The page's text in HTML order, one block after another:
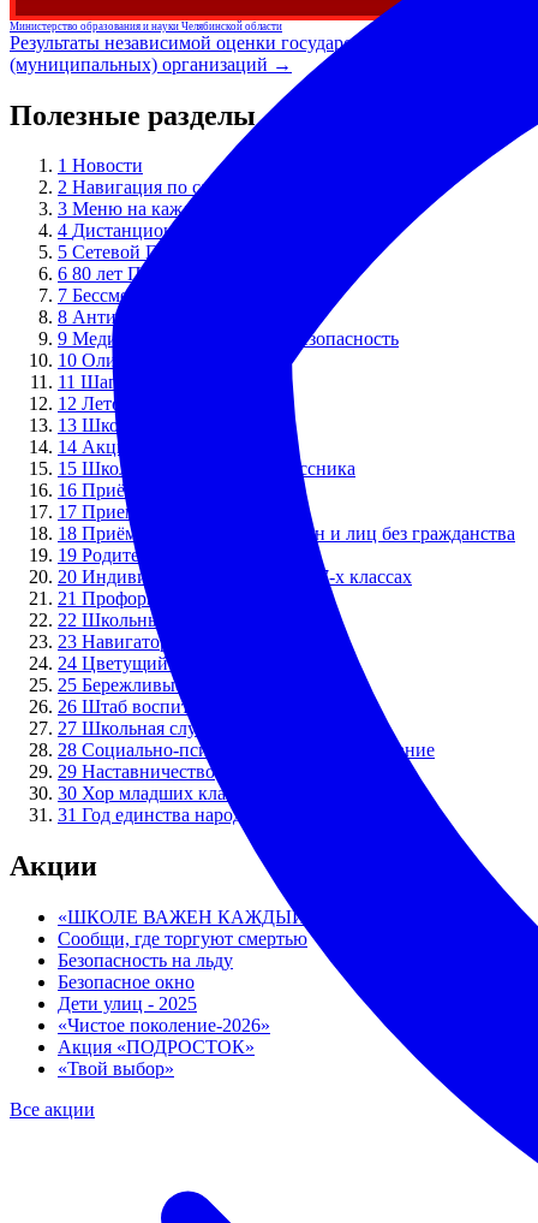
Министерство образования и науки Челябинской области
Результаты независимой оценки государственных
(муниципальных) организаций →
Полезные разделы
1 Новости
2 Навигация по сайту
3 Меню на каждый день
4 Дистанционное обучение
5 Сетевой Город. Образование
6 80 лет Победы!
7 Бессмертный полк
8 Антиэкстремизм
9 Медиабезопасность Кибербезопасность
10 Олимпиады
11 Шаг в будущее в лицее
12 Лето
13 Школьный лагерь
14 Акции
15 Школа будущего первоклассника
16 Приём в первый класс
17 Прием в 8 и 10 классы
18 Приём иностранных граждан и лиц без гражданства
19 Родителям и обучающимся
20 Индивидуальные проекты в 7-х классах
21 Профориентация
22 Школьный спортивный клуб
23 Навигаторы Детства. РДДМ
24 Цветущий город
25 Бережливые технологии
26 Штаб воспитательной работы
27 Школьная служба примирения
28 Социально-психологическое тестирование
29 Наставничество
30 Хор младших классов "ПЕРЕМЕНКА"
31 Год единства народов России
Акции
«ШКОЛЕ ВАЖЕН КАЖДЫЙ» - 2026
Сообщи, где торгуют смертью
Безопасность на льду
Безопасное окно
Дети улиц - 2025
«Чистое поколение-2026»
Акция «ПОДРОСТОК»
«Твой выбор»
Все акции